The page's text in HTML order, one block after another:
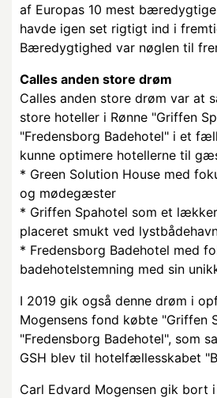
af Europas 10 mest
havde igen set rigtigt ind i
Bæredygtighed var nøglen til
Calles anden store drøm
Calles anden store drøm var at
store hoteller i Rønne "Griffen
"Fredensborg Badehotel" i et
kunne optimere hotellerne til
* Green Solution House med
og mødegæster
* Griffen Spahotel som et
placeret smukt ved
* Fredensborg Badehotel med
badehotelstemning med sin
I 2019 gik også denne drøm i
Mogensens fond købte "Griffen
"Fredensborg Badehotel", som
GSH blev til hotelfællesskabet
Carl Edvard Mogensen gik bort